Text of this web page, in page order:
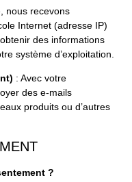
nous recevons
Internet (adresse IP)
des informations
système d’exploitation.
: Avec votre
des e-mails
produits ou d’autres
?